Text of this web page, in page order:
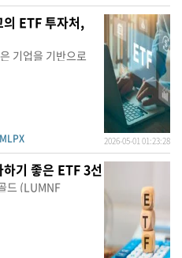
ETF 투자처,
기업을 기반으로
2026-05-01 01:23:28
기 좋은 ETF 3선
드 (LUMNF